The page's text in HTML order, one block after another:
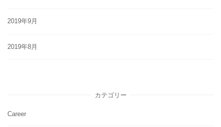
2019年9月
2019年8月
カテゴリー
Career